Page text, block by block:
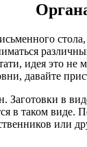
идея это не
давайте
в
в таком
или